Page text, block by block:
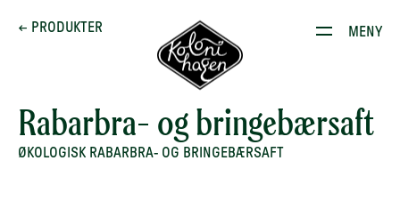
← PRODUKTER MENY
Dette brenner vi for
Produkter
Kontakt
E-stoffguiden
Rabarbra- og bringebærsaft
ØKOLOGISK RABARBRA- OG BRINGEBÆRSAFT